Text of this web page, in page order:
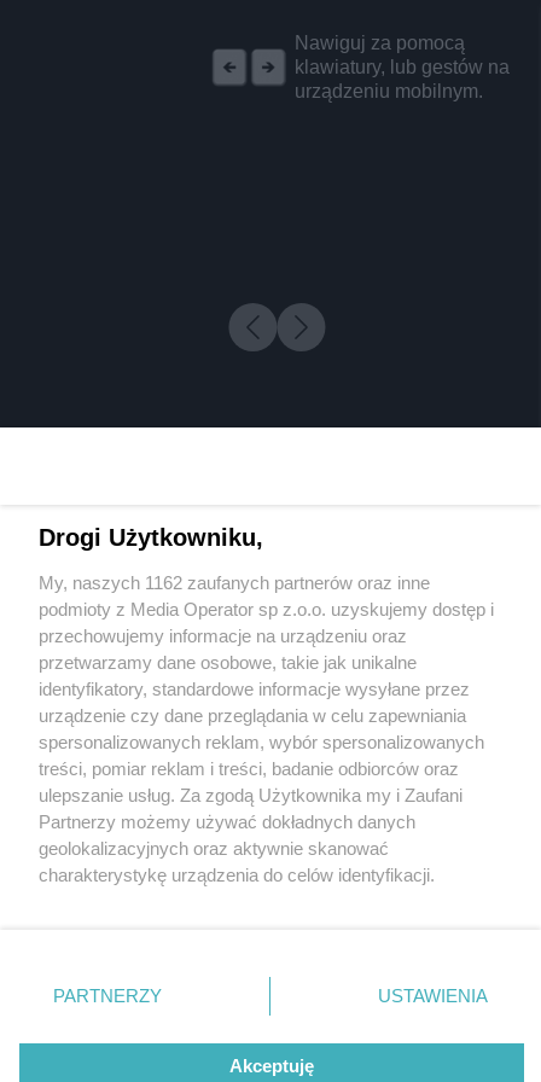
Nawiguj za pomocą
klawiatury, lub gestów na
urządzeniu mobilnym.
2 / 0
Wydawca mediów lokalnych
Nie zapomnij
zapoznać się z:
polityką prywatności
Twojemiasto
Piekary Śląskie
Chorzów
Tarnowskie Góry
Gliwice
Skontakuj sięz nami
Kontakt
Redakcja
Newsletter
Drogi Użytkowniku,
My, naszych 1162 zaufanych partnerów oraz inne
podmioty z Media Operator sp z.o.o. uzyskujemy dostęp i
przechowujemy informacje na urządzeniu oraz
przetwarzamy dane osobowe, takie jak unikalne
identyfikatory, standardowe informacje wysyłane przez
urządzenie czy dane przeglądania w celu zapewniania
spersonalizowanych reklam, wybór spersonalizowanych
treści, pomiar reklam i treści, badanie odbiorców oraz
ulepszanie usług. Za zgodą Użytkownika my i Zaufani
Partnerzy możemy używać dokładnych danych
geolokalizacyjnych oraz aktywnie skanować
charakterystykę urządzenia do celów identyfikacji.
zmienić/wycofać klikając przycisk ustawień prywatności
znajdujący się w lewym dolnym rogu strony
rodzaje przetwarzania danych nie wymagają zgody
użytkownika, ale masz prawo sprzeciwić się takiemu
PARTNERZY USTAWIENIA
Akceptuję